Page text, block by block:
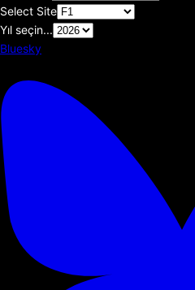
Select Site
Yıl seçin...
Bluesky